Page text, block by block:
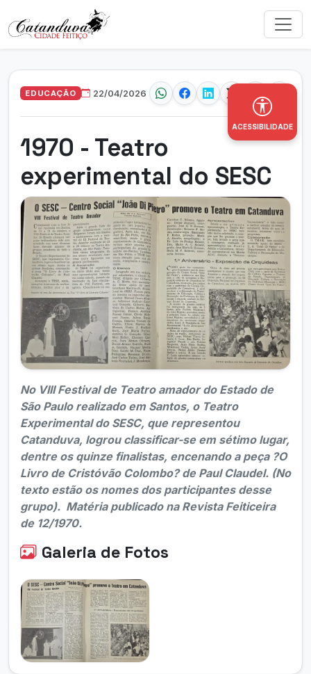
EDUCAÇÃO 22/04/2026
1970 - Teatro
experimental do SESC
No VIII Festival de Teatro amador do Estado de
São Paulo realizado em Santos, o Teatro
Experimental do SESC, que representou
Catanduva, logrou classificar-se em sétimo lugar,
dentre os quinze finalistas, encenando a peça ?O
Livro de Cristóvão Colombo? de Paul Claudel. (No
texto estão os nomes dos participantes desse
grupo). Matéria publicado na Revista Feiticeira
de 12/1970.
Galeria de Fotos
ACESSIBILIDADE